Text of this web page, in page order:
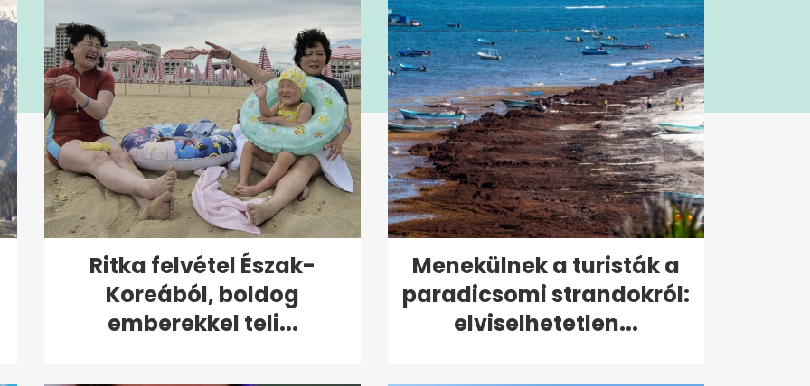
Ritka felvétel Észak-
Koreából, boldog
emberekkel teli...
Menekülnek a turisták a
paradicsomi strandokról:
elviselhetetlen...